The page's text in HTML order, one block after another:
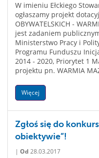
W imieniu Ełckiego
ogłaszamy projekt
OBYWATELSKICH -
jest zadaniem
Ministerstwo Pracy i
Programu Funduszu
2014 - 2020, Priorytet 1
projektu pn. WARMIA
Więcej
Zgłoś się do
obiektywie”!
| Od 28.03.2017